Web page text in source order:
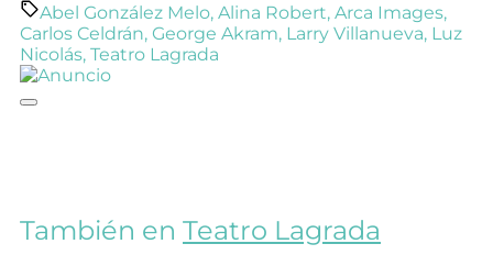
Abel González Melo, Alina Robert, Arca Images,
Carlos Celdrán, George Akram, Larry Villanueva, Luz
Nicolás, Teatro Lagrada
También en Teatro Lagrada